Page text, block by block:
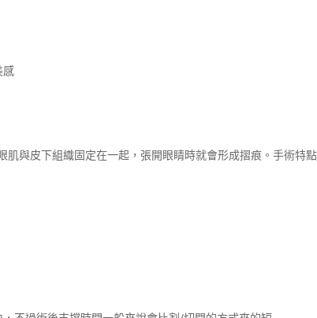
感
與皮下組織固定在一起，張開眼睛時就會形成摺痕。手術特